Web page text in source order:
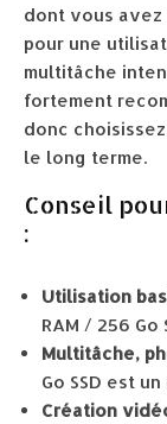
dont vous avez
pour une
multitâche
fortement
donc
le long terme.
Conseil
:
Utilisation
RAM / 256
Multitâche,
Go SSD est
Création